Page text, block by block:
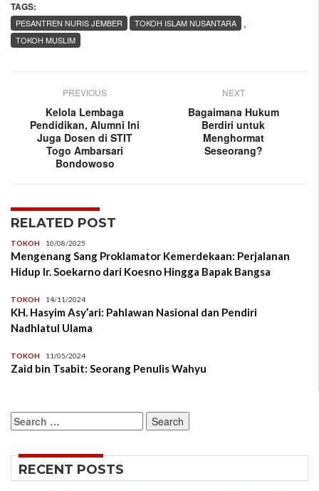
TAGS:
,
PESANTREN NURIS JEMBER
TOKOH ISLAM NUSANTARA
TOKOH MUSLIM
PREVIOUS
Kelola Lembaga
Pendidikan, Alumni Ini
Juga Dosen di STIT
Togo Ambarsari
Bondowoso
NEXT
Bagaimana Hukum
Berdiri untuk
Menghormat
Seseorang?
RELATED POST
TOKOH 10/08/2025
Mengenang Sang Proklamator Kemerdekaan: Perjalanan
Hidup Ir. Soekarno dari Koesno Hingga Bapak Bangsa
TOKOH 14/11/2024
KH. Hasyim Asy’ari: Pahlawan Nasional dan Pendiri
Nadhlatul Ulama
TOKOH 11/05/2024
Zaid bin Tsabit: Seorang Penulis Wahyu
Search
for:
RECENT POSTS